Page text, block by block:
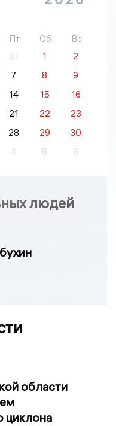
Пт Сб
Вс
31 1
2
7 8
9
14 15
16
21 22
23
28 29
30
4 5 6
людей
области
циклона